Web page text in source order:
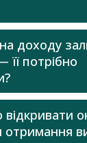
доходу
її потрібно
відкривати
отримання